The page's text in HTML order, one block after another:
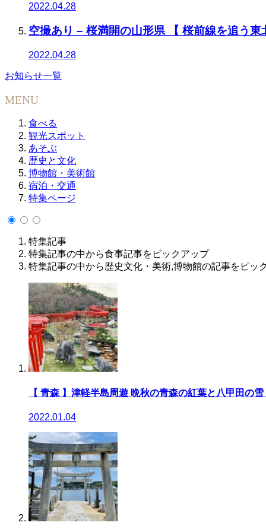
2022.04.28
空撮あり – 桜満開の山形県 【 桜前線を追う東
2022.04.28
お知らせ一覧
MENU
食べる
観光スポット
あそぶ
歴史と文化
博物館・美術館
宿泊・交通
特集ページ
特集記事
特集記事の中から食事記事をピックアップ
特集記事の中から歴史文化・美術,博物館の記事をピッ
【 青森 】津軽半島周遊 晩秋の青森の紅葉と八甲田
2022.01.04